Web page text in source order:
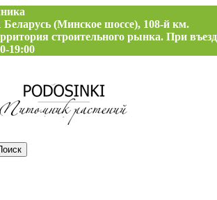
(Минское шоссе), 108-й км.
строительного рынка. При
19:00